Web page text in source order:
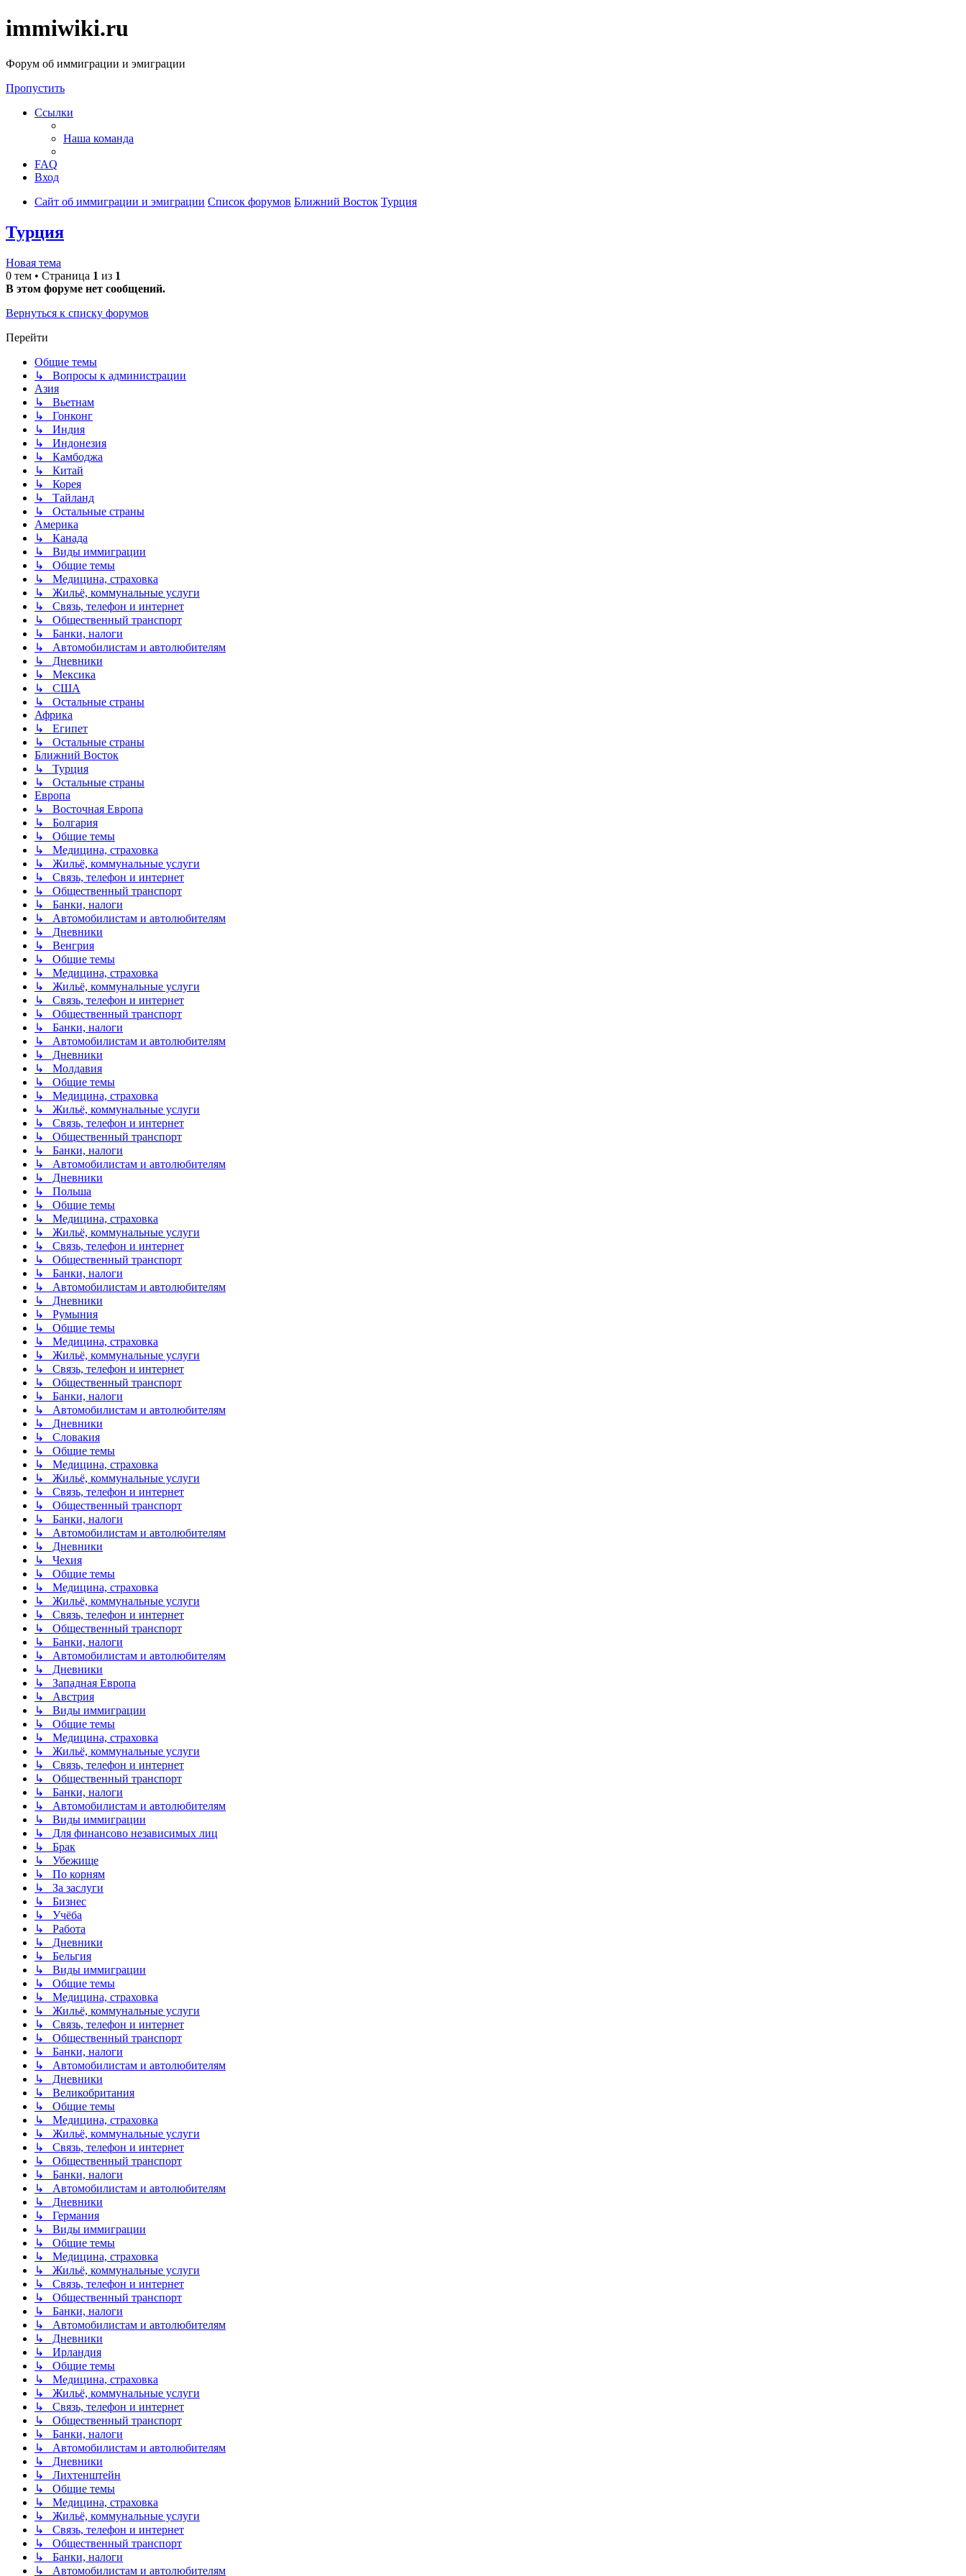
immiwiki.ru
Форум об иммиграции и эмиграции
Пропустить
Ссылки
Наша команда
FAQ
Вход
Сайт об иммиграции и эмиграции Список форумов Ближний Восток Турция
Турция
Новая тема
0 тем • Страница 1 из 1
В этом форуме нет сообщений.
Вернуться к списку форумов
Перейти
Общие темы
↳ Вопросы к администрации
Азия
↳ Вьетнам
↳ Гонконг
↳ Индия
↳ Индонезия
↳ Камбоджа
↳ Китай
↳ Корея
↳ Тайланд
↳ Остальные страны
Америка
↳ Канада
↳ Виды иммиграции
↳ Общие темы
↳ Медицина, страховка
↳ Жильё, коммунальные услуги
↳ Связь, телефон и интернет
↳ Общественный транспорт
↳ Банки, налоги
↳ Автомобилистам и автолюбителям
↳ Дневники
↳ Мексика
↳ США
↳ Остальные страны
Африка
↳ Египет
↳ Остальные страны
Ближний Восток
↳ Турция
↳ Остальные страны
Европа
↳ Восточная Европа
↳ Болгария
↳ Общие темы
↳ Медицина, страховка
↳ Жильё, коммунальные услуги
↳ Связь, телефон и интернет
↳ Общественный транспорт
↳ Банки, налоги
↳ Автомобилистам и автолюбителям
↳ Дневники
↳ Венгрия
↳ Общие темы
↳ Медицина, страховка
↳ Жильё, коммунальные услуги
↳ Связь, телефон и интернет
↳ Общественный транспорт
↳ Банки, налоги
↳ Автомобилистам и автолюбителям
↳ Дневники
↳ Молдавия
↳ Общие темы
↳ Медицина, страховка
↳ Жильё, коммунальные услуги
↳ Связь, телефон и интернет
↳ Общественный транспорт
↳ Банки, налоги
↳ Автомобилистам и автолюбителям
↳ Дневники
↳ Польша
↳ Общие темы
↳ Медицина, страховка
↳ Жильё, коммунальные услуги
↳ Связь, телефон и интернет
↳ Общественный транспорт
↳ Банки, налоги
↳ Автомобилистам и автолюбителям
↳ Дневники
↳ Румыния
↳ Общие темы
↳ Медицина, страховка
↳ Жильё, коммунальные услуги
↳ Связь, телефон и интернет
↳ Общественный транспорт
↳ Банки, налоги
↳ Автомобилистам и автолюбителям
↳ Дневники
↳ Словакия
↳ Общие темы
↳ Медицина, страховка
↳ Жильё, коммунальные услуги
↳ Связь, телефон и интернет
↳ Общественный транспорт
↳ Банки, налоги
↳ Автомобилистам и автолюбителям
↳ Дневники
↳ Чехия
↳ Общие темы
↳ Медицина, страховка
↳ Жильё, коммунальные услуги
↳ Связь, телефон и интернет
↳ Общественный транспорт
↳ Банки, налоги
↳ Автомобилистам и автолюбителям
↳ Дневники
↳ Западная Европа
↳ Австрия
↳ Виды иммиграции
↳ Общие темы
↳ Медицина, страховка
↳ Жильё, коммунальные услуги
↳ Связь, телефон и интернет
↳ Общественный транспорт
↳ Банки, налоги
↳ Автомобилистам и автолюбителям
↳ Виды иммиграции
↳ Для финансово независимых лиц
↳ Брак
↳ Убежище
↳ По корням
↳ За заслуги
↳ Бизнес
↳ Учёба
↳ Работа
↳ Дневники
↳ Бельгия
↳ Виды иммиграции
↳ Общие темы
↳ Медицина, страховка
↳ Жильё, коммунальные услуги
↳ Связь, телефон и интернет
↳ Общественный транспорт
↳ Банки, налоги
↳ Автомобилистам и автолюбителям
↳ Дневники
↳ Великобритания
↳ Общие темы
↳ Медицина, страховка
↳ Жильё, коммунальные услуги
↳ Связь, телефон и интернет
↳ Общественный транспорт
↳ Банки, налоги
↳ Автомобилистам и автолюбителям
↳ Дневники
↳ Германия
↳ Виды иммиграции
↳ Общие темы
↳ Медицина, страховка
↳ Жильё, коммунальные услуги
↳ Связь, телефон и интернет
↳ Общественный транспорт
↳ Банки, налоги
↳ Автомобилистам и автолюбителям
↳ Дневники
↳ Ирландия
↳ Общие темы
↳ Медицина, страховка
↳ Жильё, коммунальные услуги
↳ Связь, телефон и интернет
↳ Общественный транспорт
↳ Банки, налоги
↳ Автомобилистам и автолюбителям
↳ Дневники
↳ Лихтенштейн
↳ Общие темы
↳ Медицина, страховка
↳ Жильё, коммунальные услуги
↳ Связь, телефон и интернет
↳ Общественный транспорт
↳ Банки, налоги
↳ Автомобилистам и автолюбителям